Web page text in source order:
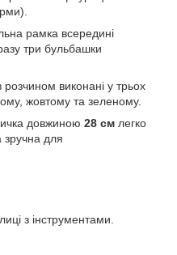
рамка всередині
три бульбашки
розчином виконані у трьох
жовтому та зеленому.
довжиною 28 см легко
зручна для
з інструментами.